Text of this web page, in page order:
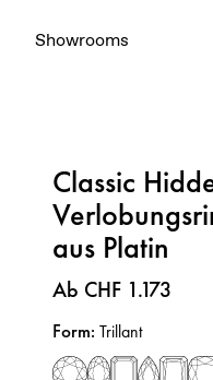
Showrooms
Classic
aus Platin
Preis:
Ab CHF 1.173
Form:Trillant